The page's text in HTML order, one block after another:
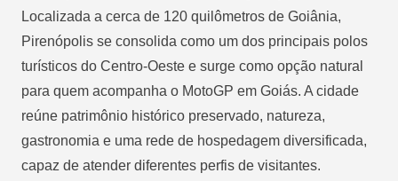
Localizada a cerca de 120 quilômetros de Goiânia,
Pirenópolis se consolida como um dos principais polos
turísticos do Centro-Oeste e surge como opção natural
para quem acompanha o MotoGP em Goiás. A cidade
reúne patrimônio histórico preservado, natureza,
gastronomia e uma rede de hospedagem diversificada,
capaz de atender diferentes perfis de visitantes.